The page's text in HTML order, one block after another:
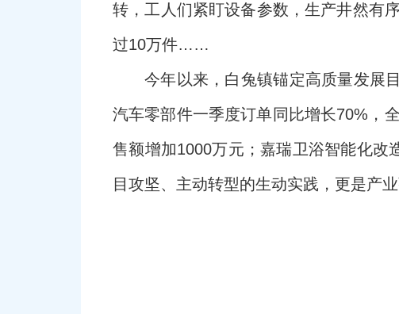
转，工人们紧盯设备参数，生产井然有
过10万件……
今年以来，白兔镇锚定高质量发展
汽车零部件一季度订单同比增长70%，
售额增加1000万元；嘉瑞卫浴智能化
目攻坚、主动转型的生动实践，更是产